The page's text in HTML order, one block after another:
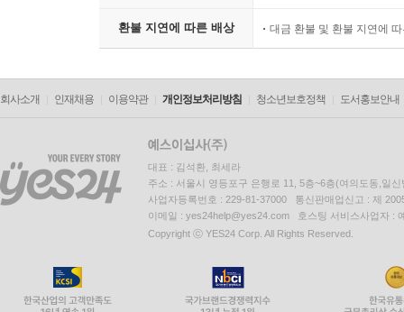
환불 지연에 따른 배상 대금 환불 및 환불 지연에
회사소개 인재채용 이용약관 개인정보처리방침 청소년보호정책 도서홍보안내
대표 : 김석환, 최세라
주소 : 서울시 영등포구 은행로 11, 5층~6층(여의도동,일신
사업자등록번호 : 229-81-37000 통신판매업신고 : 제
이메일 : yes24help@yes24.com 호스팅 서비스사업자 :
Copyright ⓒ YES24 Corp. All Rights Reserved.